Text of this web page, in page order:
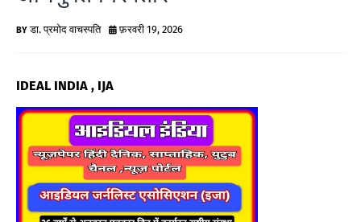
W
डा. प्रमोद वाचस्पति फ़रवरी 19, 2026
IDEAL INDIA , IJA